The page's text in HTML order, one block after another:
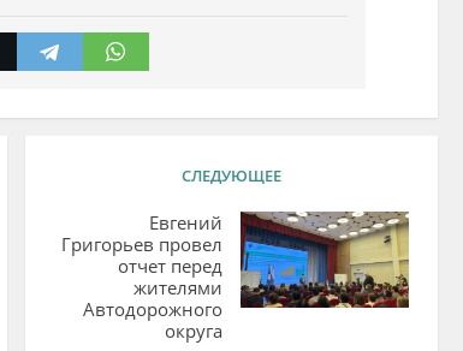
СЛЕДУЮЩЕЕ
Евгений
Григорьев провел
отчет перед
жителями
Автодорожного
округа